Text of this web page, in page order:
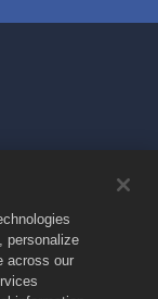
personalize
across our